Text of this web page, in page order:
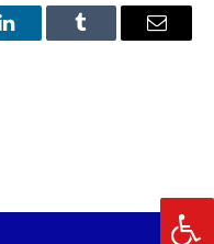
O
Tumblr
E-